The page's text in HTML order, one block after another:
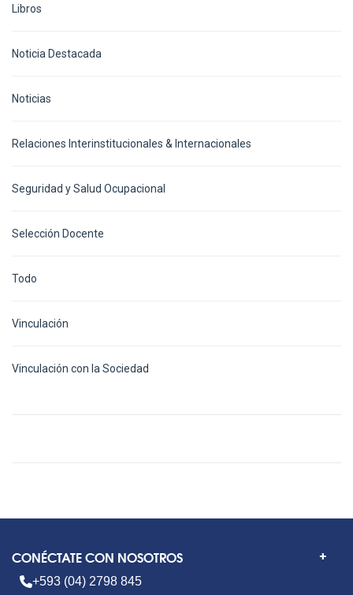
Libros
Noticia Destacada
Noticias
Relaciones Interinstitucionales & Internacionales
Seguridad y Salud Ocupacional
Selección Docente
Todo
Vinculación
Vinculación con la Sociedad
CONÉCTATE CON NOSOTROS
+593 (04) 2798 845